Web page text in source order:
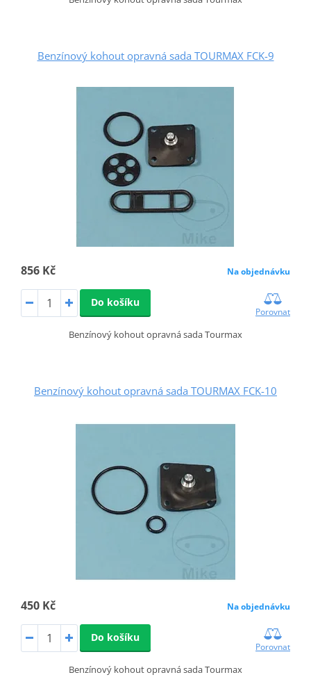
Benzínový kohout opravná sada TOURMAX FCK-9
856 Kč Na objednávku
Do košíku
Porovnat
Benzínový kohout opravná sada Tourmax
Benzínový kohout opravná sada TOURMAX FCK-10
450 Kč Na objednávku
Do košíku
Porovnat
Benzínový kohout opravná sada Tourmax